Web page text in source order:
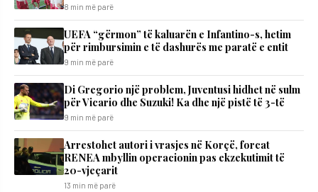
8 min më parë
UEFA “gërmon” të kaluarën e Infantino-s, hetim
për rimbursimin e të dashurës me paratë e entit
9 min më parë
Di Gregorio një problem, Juventusi hidhet në sulm
për Vicario dhe Suzuki! Ka dhe një pistë të 3-të
9 min më parë
Arrestohet autori i vrasjes në Korçë, forcat
RENEA mbyllin operacionin pas ekzekutimit të
20-vjeçarit
13 min më parë